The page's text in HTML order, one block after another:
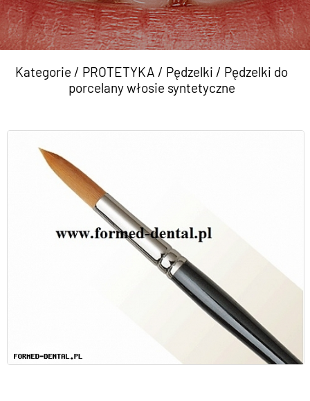
Kategorie / PROTETYKA / Pędzelki / Pędzelki do
porcelany włosie syntetyczne